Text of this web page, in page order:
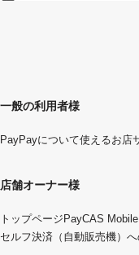
一般の利用者様
PayPayについて使えるお店
店舗オーナー様
トップページ PayCAS
セルフ決済（自動販売機）へ